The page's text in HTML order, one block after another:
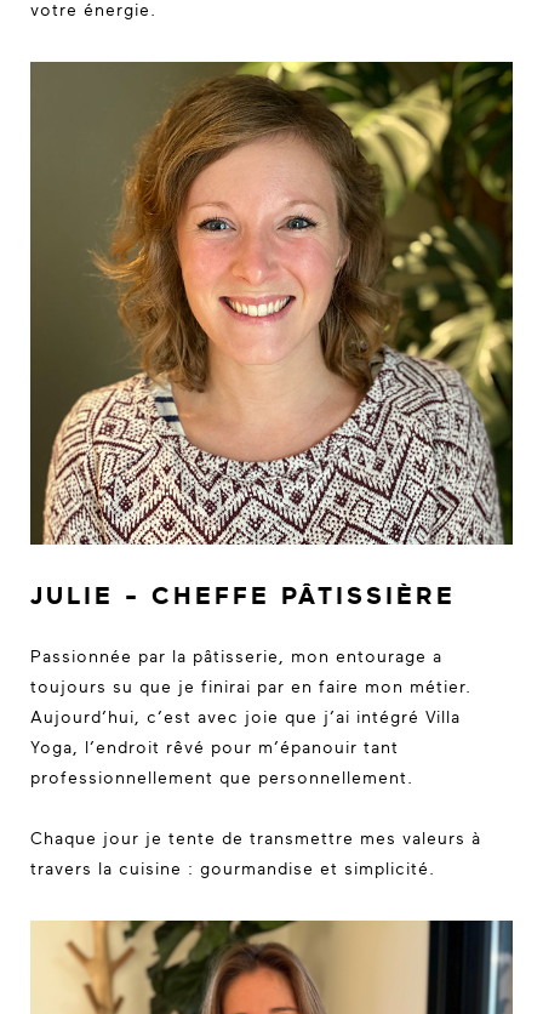
votre énergie.
JULIE - CHEFFE PÂTISSIÈRE
Passionnée par la pâtisserie, mon entourage a
toujours su que je finirai par en faire mon métier.
Aujourd’hui, c’est avec joie que j’ai intégré Villa
Yoga, l’endroit rêvé pour m’épanouir tant
professionnellement que personnellement.
Chaque jour je tente de transmettre mes valeurs à
travers la cuisine : gourmandise et simplicité.